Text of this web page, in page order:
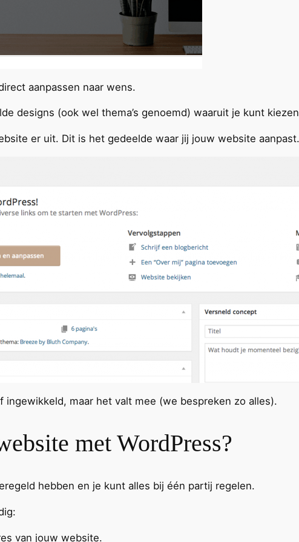
aanpassen naar wens.
designs (ook wel thema’s genoemd) waaruit je kunt
er uit. Dit is het gedeelde waar jij jouw website aanpast.
maar het valt mee (we bespreken zo alles).
met WordPress?
hebben en je kunt alles bij één partij regelen.
van jouw website.